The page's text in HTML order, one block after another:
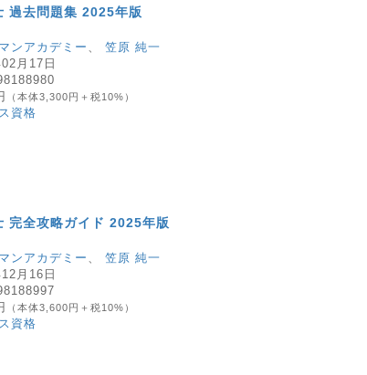
過去問題集 2025年版
ンアカデミー 、 笠原 純一
月17日
（本体3,300円＋税10%）
資格
完全攻略ガイド 2025年版
ンアカデミー 、 笠原 純一
月16日
（本体3,600円＋税10%）
資格